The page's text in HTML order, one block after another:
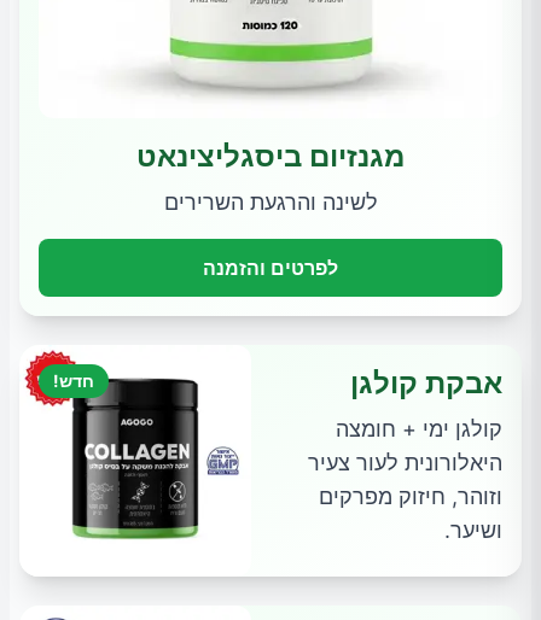
מגנזיום ביסגליצינאט
לשינה והרגעת השרירים
לפרטים והזמנה
חדש! אבקת קולגן
קולגן ימי + חומצה
היאלורונית לעור צעיר
וזוהר, חיזוק מפרקים
ושיער.